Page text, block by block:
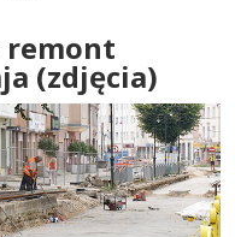
remont
(zdjęcia)